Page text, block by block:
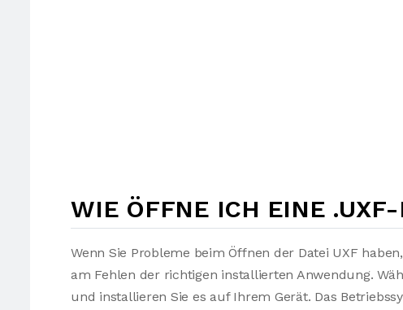
WIE ÖFFNE ICH EINE .UXF-
Wenn Sie Probleme beim Öffnen der Datei UXF
am Fehlen der richtigen installierten Anwendung.
und installieren Sie es auf Ihrem Gerät. Das